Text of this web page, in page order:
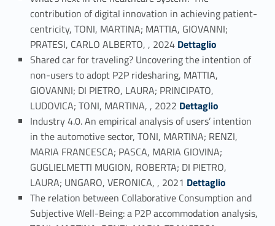
contribution of digital innovation in achieving patient-
centricity, TONI, MARTINA; MATTIA, GIOVANNI;
PRATESI, CARLO ALBERTO, , 2024Link identifier #identifier_person_39150-1Dettaglio
Shared car for traveling? Uncovering the intention of
non-users to adopt P2P ridesharing, MATTIA,
GIOVANNI; DI PIETRO, LAURA; PRINCIPATO,
LUDOVICA; TONI, MARTINA, , 2022 Link identifier #identifier_person_101876-2Dettaglio
Industry 4.0. An empirical analysis of users’ intention
in the automotive sector, TONI, MARTINA; RENZI,
MARIA FRANCESCA; PASCA, MARIA GIOVINA;
GUGLIELMETTI MUGION, ROBERTA; DI PIETRO,
LAURA; UNGARO, VERONICA, , 2021 Link identifier #identifier_person_193375-3Dettaglio
The relation between Collaborative Consumption and
Subjective Well-Being: a P2P accommodation analysis,